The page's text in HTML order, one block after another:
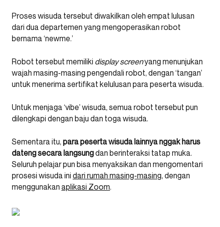
Proses wisuda tersebut diwakilkan oleh empat lulusan
dari dua departemen yang mengoperasikan robot
bernama ‘newme.’
Robot tersebut memiliki display screenyang menunjukan
wajah masing-masing pengendali robot, dengan ‘tangan’
untuk menerima sertifikat kelulusan para peserta wisuda.
Untuk menjaga ‘vibe’ wisuda, semua robot tersebut pun
dilengkapi dengan baju dan toga wisuda.
Sementara itu, para peserta wisuda lainnya nggak harus
dateng secara langsungdan berinteraksi tatap muka.
Seluruh pelajar pun bisa menyaksikan dan mengomentari
prosesi wisuda ini dari rumah masing-masing, dengan
menggunakan aplikasi Zoom.